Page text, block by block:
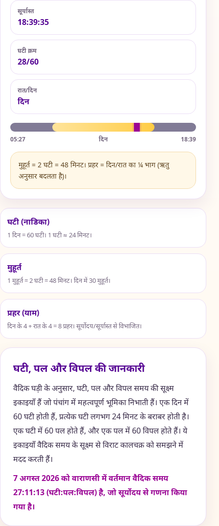
सूर्यास्त
18:39:35
घटी क्रम
28/60
रात/दिन
दिन
05:27 दिन 18:39
मुहूर्त = 2 घटी = 48 मिनट। प्रहर = दिन/रात का ¼ भाग (ऋतु
अनुसार बदलता है)।
घटी (नाडिका)
1 दिन = 60 घटी। 1 घटी ≈ 24 मिनट।
मुहूर्त
1 मुहूर्त = 2 घटी = 48 मिनट। दिन में 30 मुहूर्त।
प्रहर (याम)
दिन के 4 + रात के 4 = 8 प्रहर। सूर्योदय/सूर्यास्त से विभाजित।
घटी, पल और विपल की जानकारी
वैदिक घड़ी के अनुसार, घटी, पल और विपल समय की सूक्ष्म
इकाइयाँ हैं जो पंचांग में महत्वपूर्ण भूमिका निभाती हैं। एक दिन में
60 घटी होती हैं, प्रत्येक घटी लगभग 24 मिनट के बराबर होती है।
एक घटी में 60 पल होते हैं, और एक पल में 60 विपल होते हैं। ये
इकाइयाँ वैदिक समय के सूक्ष्म से विराट कालचक्र को समझने में
मदद करती हैं।
7 अगस्त 2026 को वाराणसी में वर्तमान वैदिक समय
27:11:17 (घटी:पल:विपल) है, जो सूर्योदय से गणना किया
गया है।